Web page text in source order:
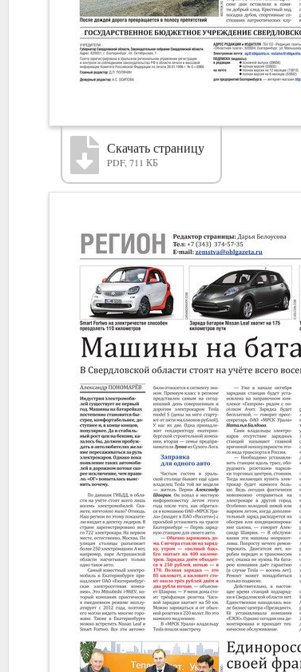
Скачать страницу
PDF, 711 КБ